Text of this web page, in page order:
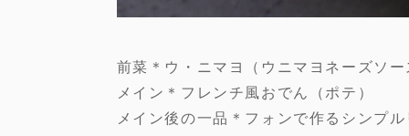
前菜＊ウ・ニマヨ（ウニマヨネーズソ
メイン＊フレンチ風おでん（ポテ）
メイン後の一品＊フォンで作るシンプ